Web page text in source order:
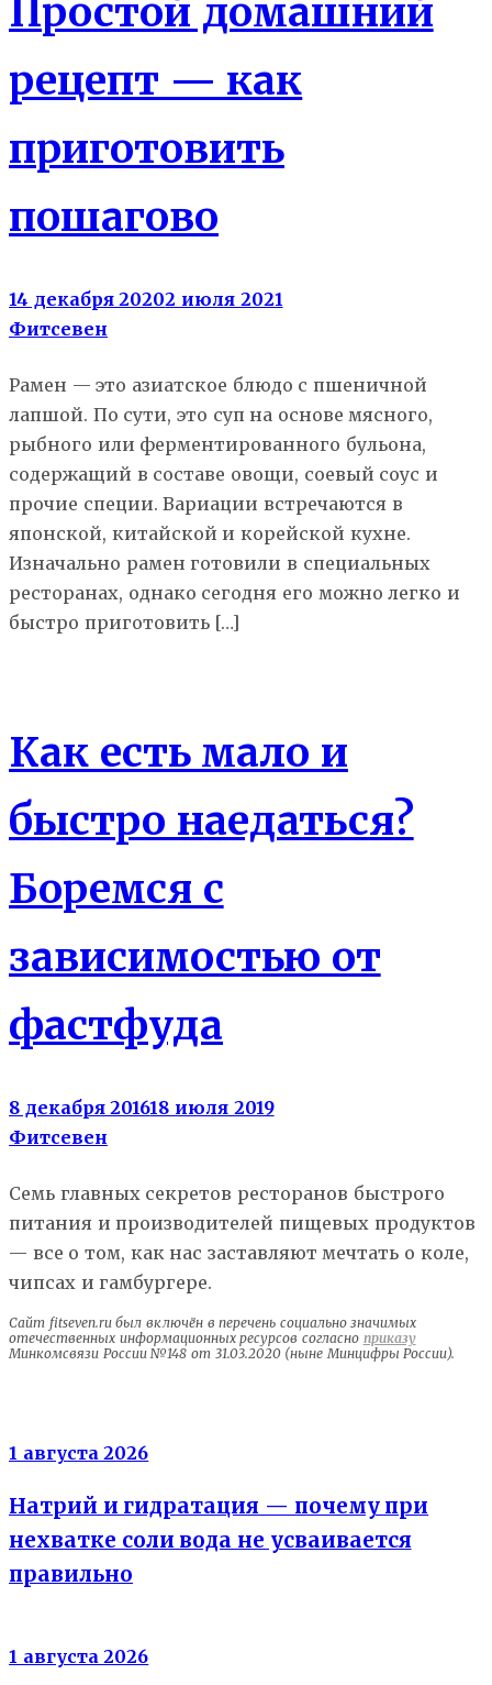
Простой домашний
рецепт — как
приготовить
пошагово
14 декабря 20202 июля 2021
Фитсевен
Рамен — это азиатское блюдо с пшеничной
лапшой. По сути, это суп на основе мясного,
рыбного или ферментированного бульона,
содержащий в составе овощи, соевый соус и
прочие специи. Вариации встречаются в
японской, китайской и корейской кухне.
Изначально рамен готовили в специальных
ресторанах, однако сегодня его можно легко и
быстро приготовить […]
Как есть мало и
быстро наедаться?
Боремся с
зависимостью от
фастфуда
8 декабря 201618 июля 2019
Фитсевен
Семь главных секретов ресторанов быстрого
питания и производителей пищевых продуктов
— все о том, как нас заставляют мечтать о коле,
чипсах и гамбургере.
Сайт fitseven.ru был включён в перечень социально значимых
отечественных информационных ресурсов согласно приказу
Минкомсвязи России №148 от 31.03.2020 (ныне Минцифры России).
1 августа 2026
Натрий и гидратация — почему при
нехватке соли вода не усваивается
правильно
1 августа 2026